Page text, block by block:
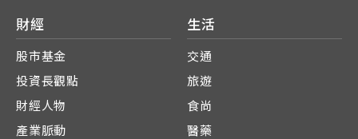
財經
股市基金
投資長觀點
財經人物
產業脈動
生活
交通
旅遊
食尚
醫藥